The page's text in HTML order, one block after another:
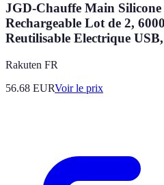
JGD-Chauffe Main
Rechargeable Lot de 2,
Reutilisable Electrique
Rakuten FR
56.68 EURVoir le prix